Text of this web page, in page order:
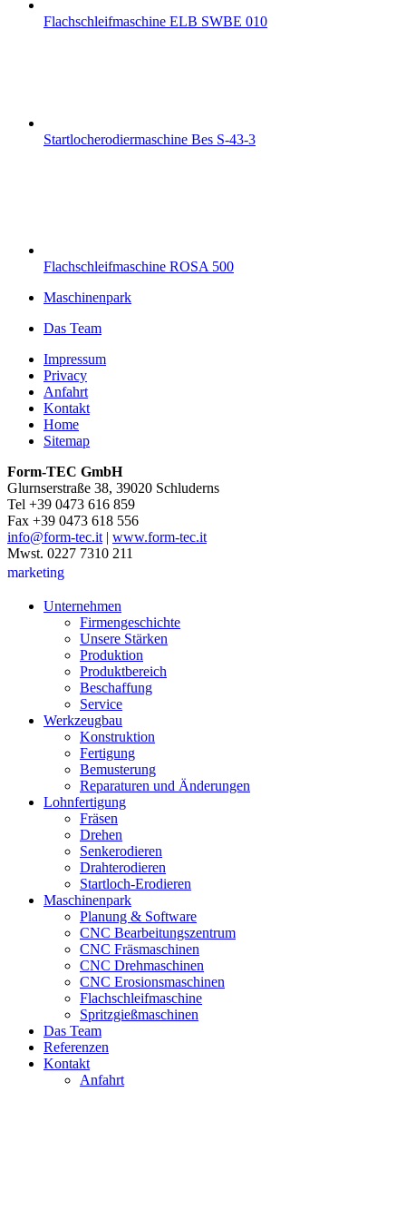
Flachschleifmaschine ELB SWBE 010
Startlocherodiermaschine Bes S-43-3
Flachschleifmaschine ROSA 500
Maschinenpark
Das Team
Impressum
Privacy
Anfahrt
Kontakt
Home
Sitemap
Form-TEC GmbH
Glurnserstraße 38, 39020 Schluderns
Tel +39 0473 616 859
Fax +39 0473 618 556
info@form-tec.it| www.form-tec.it
Mwst. 0227 7310 211
marketing
Unternehmen
Firmengeschichte
Unsere Stärken
Produktion
Produktbereich
Beschaffung
Service
Werkzeugbau
Konstruktion
Fertigung
Bemusterung
Reparaturen und Änderungen
Lohnfertigung
Fräsen
Drehen
Senkerodieren
Drahterodieren
Startloch-Erodieren
Maschinenpark
Planung & Software
CNC Bearbeitungszentrum
CNC Fräsmaschinen
CNC Drehmaschinen
CNC Erosionsmaschinen
Flachschleifmaschine
Spritzgießmaschinen
Das Team
Referenzen
Kontakt
Anfahrt